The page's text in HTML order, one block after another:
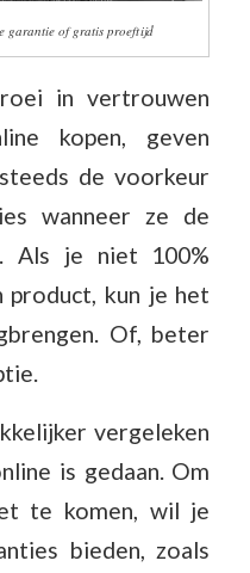
garantie of gratis proeftijd
in vertrouwen
kopen, geven
de voorkeur
wanneer ze de
Als je niet 100%
kun je het
Of, beter
vergeleken
is gedaan. Om
te komen, wil je
bieden, zoals